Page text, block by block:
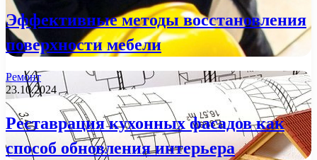
Эффективные методы восстановления
поверхности мебели
Ремонт
23.10.2024
Реставрация кухонных фасадов как
способ обновления интерьера